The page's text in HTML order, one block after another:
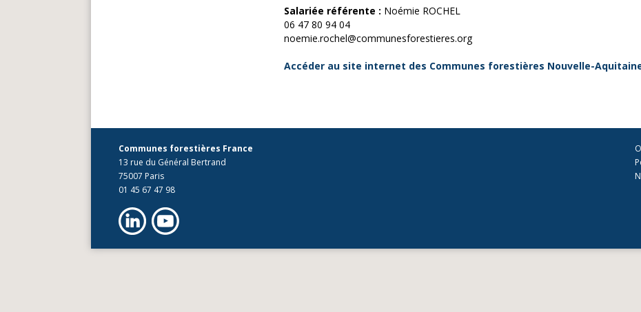
Salariée référente : Noémie ROCHEL
06 47 80 94 04
noemie.rochel@communesforestieres.org
Accéder au site internet des Communes forestières Nouvelle-
Communes forestières France
13 rue du Général Bertrand
75007 Paris
01 45 67 47 98